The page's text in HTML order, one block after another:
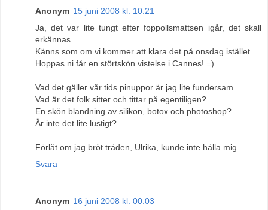
Anonym 15 juni 2008 kl. 10:21
Ja, det var lite tungt efter foppollsmattsen igår, det skall
erkännas.
Känns som om vi kommer att klara det på onsdag istället.
Hoppas ni får en störtskön vistelse i Cannes! =)
Vad det gäller vår tids pinuppor är jag lite fundersam.
Vad är det folk sitter och tittar på egentiligen?
En skön blandning av silikon, botox och photoshop?
Är inte det lite lustigt?
Förlåt om jag bröt tråden, Ulrika, kunde inte hålla mig...
Svara
Anonym 16 juni 2008 kl. 00:03